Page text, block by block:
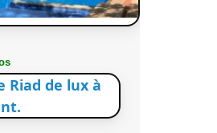
Riad de lux à